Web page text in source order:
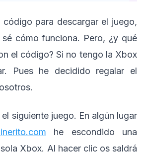
para descargar el juego,
cómo funciona. Pero, ¿y qué
el código? Si no tengo la Xbox
Pues he decidido regalar el
siguiente juego. En algún lugar
he escondido una
Xbox. Al hacer clic os saldrá